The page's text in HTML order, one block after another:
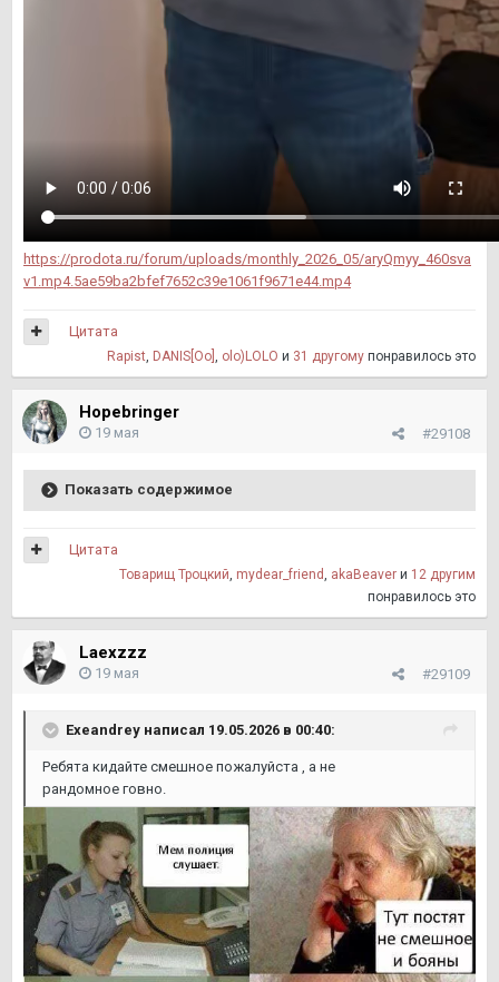
https://prodota.ru/forum/uploads/monthly_2026_05/aryQmyy_460sva
v1.mp4.5ae59ba2bfef7652c39e1061f9671e44.mp4
Rapist, DANIS[Oo] , olo)LOLO и 31 другому понравилось это
Цитата
Hopebringer
#29108
19 мая
Показать содержимое
Товарищ Троцкий, mydear_friend, akaBeaver и 12 другим
понравилось это
Цитата
Laexzzz
#29109
19 мая
Exeandrey написал 19.05.2026 в 00:40:
Ребята кидайте смешное пожалуйста , а не
рандомное говно.